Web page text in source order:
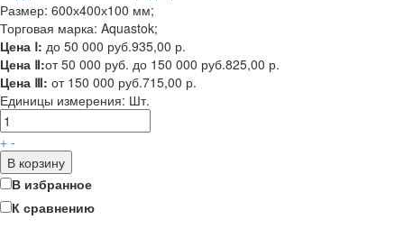
Размер: 600х400х100 мм;
Торговая марка: Aquastok;
Цена Ⅰ: до 50 000 руб.935,00 р.
Цена Ⅱ:от 50 000 руб. до 150 000 руб.825,00 р.
Цена Ⅲ: от 150 000 руб.715,00 р.
Единицы измерения: Шт.
+ -
В корзину
В избранное
К сравнению